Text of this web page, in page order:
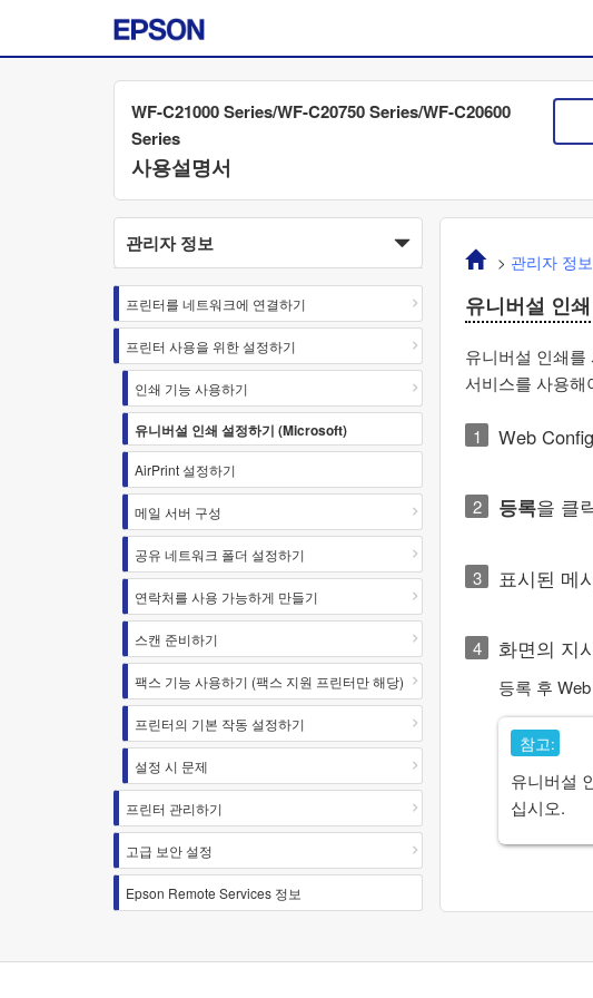
WF-C21000 Series/WF-C20750 Series/WF-C20600
Series
사용설명서
관리자 정보
프린터를 네트워크에 연결하기
프린터 사용을 위한 설정하기
인쇄 기능 사용하기
유니버설 인쇄 설정하기 (Microsoft)
AirPrint 설정하기
메일 서버 구성
공유 네트워크 폴더 설정하기
연락처를 사용 가능하게 만들기
스캔 준비하기
팩스 기능 사용하기 (팩스 지원 프린터만 해당)
프린터의 기본 작동 설정하기
설정 시 문제
프린터 관리하기
고급 보안 설정
Epson Remote Services 정보
> 관리자 정보
유니버설 인쇄
유니버설 인쇄를
서비스를 사용해
Web
등록을 클
표시된 메
화면의 지
등록 후
참고:
유니버설
십시오.